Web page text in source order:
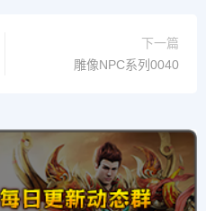
下一篇
雕像NPC系列0040